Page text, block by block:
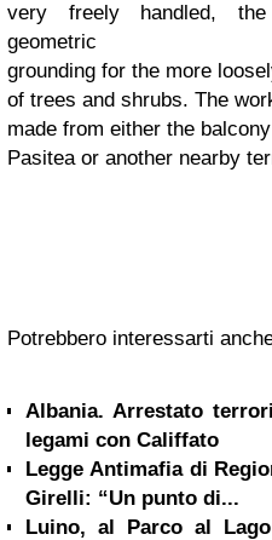
very freely handled,
geometric
grounding for the more
of trees and shrubs. The
made from either the
Pasitea or another nearby
Potrebbero interessarti
Albania. Arrestato
legami con Califfato
Legge Antimafia di
Girelli: “Un punto di...
Luino, al Parco al